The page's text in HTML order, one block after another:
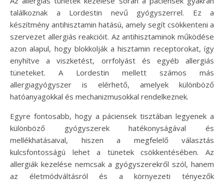
találkoznak a Lordestin nevű gyógyszerrel. Ez a
készítmény antihisztamin hatású, amely segít csökkenteni a
szervezet allergiás reakcióit. Az antihisztaminok működése
azon alapul, hogy blokkolják a hisztamin receptorokat, így
enyhítve a viszketést, orrfolyást és egyéb allergiás
tüneteket. A Lordestin mellett számos más
allergiagyógyszer is elérhető, amelyek különböző
hatóanyagokkal és mechanizmusokkal rendelkeznek.
Egyre fontosabb, hogy a páciensek tisztában legyenek a
különböző gyógyszerek hatékonyságával és
mellékhatásaival, hiszen a megfelelő választás
kulcsfontosságú lehet a tünetek csökkentésében. Az
allergiák kezelése nemcsak a gyógyszerekről szól, hanem
az életmódváltásról és a környezeti tényezők